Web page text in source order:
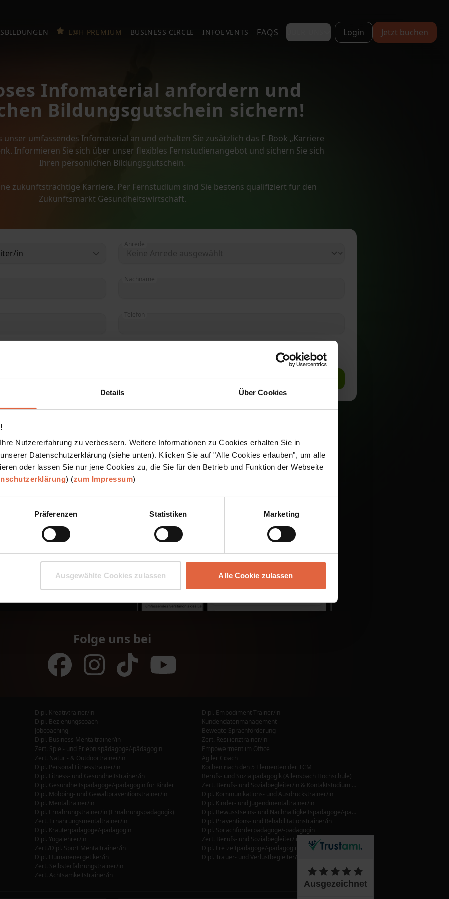
Details Über Cookies
Nutzererfahrung zu verbessern. Weitere Informationen zu Cookies erhalten Sie in
Datenschutzerklärung (siehe unten). Klicken Sie auf "Alle Cookies erlauben", um alle
oder lassen Sie nur jene Cookies zu, die Sie für den Betrieb und Funktion der Webseite
) (zum Impressum)
Präferenzen Statistiken Marketing
Ausgewählte Cookies zulassen Alle Cookie zulassen
L@H PREMIUM BUSINESS CIRCLE INFOEVENTS FAQS Login Jetzt buchen
Infomaterial anfordern und
Bildungsgutschein sichern!
umfassendes Infomaterial an und erhalten Sie zusätzlich das E-Book „Karriere
Informieren Sie sich über unser flexibles Fernstudienangebot und sichern Sie sich
Ihren persönlichen Bildungsgutschein.
zukunftsträchtige Karriere. Per Fernstudium sind Sie bestens qualifiziert für den
Zukunftsmarkt Gesundheitswirtschaft.
in
Anrede
Nachname
Telefon
JETZT KOSTENLOS ANFORDERN
sind auf
im
und anderen Ländern und Regionen.
Folge uns bei
Dipl. Kreativtrainer/in
Dipl. Beziehungscoach
Jobcoaching
Dipl. Business Mentaltrainer/in
Zert. Spiel- und Erlebnispädagoge/-pädagogin
Zert. Natur - & Outdoortrainer/in
Dipl. Personal Fitnesstrainer/in
Dipl. Fitness- und Gesundheitstrainer/in
Dipl. Gesundheitspädagoge/-pädagogin für Kinder
Dipl. Mobbing- und Gewaltpräventionstrainer/in
Dipl. Mentaltrainer/in
Dipl. Ernährungstrainer/in (Ernährungspädagogik)
Zert. Ernährungsmentaltrainer/in
Dipl. Kräuterpädagoge/-pädagogin
Dipl. Yogalehrer/in
Zert./Dipl. Sport Mentaltrainer/in
Dipl. Humanenergetiker/in
Zert. Selbsterfahrungstrainer/in
Zert. Achtsamkeitstrainer/in
Dipl. Embodiment Trainer/in
Kundendatenmanagement
Bewegte Sprachförderung
Zert. Resilienztrainer/in
Empowerment im Office
Agiler Coach
Kochen nach den 5 Elementen der TCM
Berufs- und Sozialpädagogik (Allensbach Hochschule)
Zert. Berufs- und Sozialbegleiter/in & Kontaktstudium Berufs- Sozialpädagogik (Allensbach Hochschule)
Dipl. Kommunikations- und Ausdruckstrainer/in
Dipl. Kinder- und Jugendmentaltrainer/in
Dipl. Bewusstseins- und Nachhaltigkeitspädagoge/-pädagogin
Dipl. Präventions- und Rehabilitationstrainer/in
Dipl. Sprachförderpädagoge/-pädagogin
Zert. Berufs- und Sozialbegleiter/in
Dipl. Freizeitpädagoge/-pädagogin für Senioren/Seniorinnen
Dipl. Trauer- und Verlustbegleiter/in